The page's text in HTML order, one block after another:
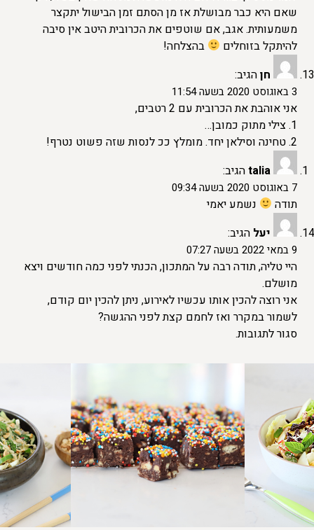
שאם היא כבר מבושלת אז מן הסתם זמן הבישול יתקצר
משמעותית. אגב, אם שוטפים את הכרובית היטב אין סיבה
להיתקל בזוחלים
בהצלחה!
חןהגיב:
3 באוגוסט 2020 בשעה 11:54
אני אוהבת את הכרובית עם 2 רטבים,
1. צילי מתוק כמובן…
2. טחינה וסילאן יחד. מומלץ ככ לנסות שזה פשוט נטרף!
taliaהגיב:
7 באוגוסט 2020 בשעה 09:34
תודה
נשמע יאמי
יעל הגיב:
9 במאי 2022 בשעה 07:27
היי טליה, תודה רבה על המתכון, הכנתי לפני כמה חודשים ויצא
מושלם.
אני רוצה להכין אותו עכשיו לאירוע, ניתן להכין יום קודם,
לשמור במקרר ואז לחמם קצת לפני ההגשה?
סגור לתגובות.